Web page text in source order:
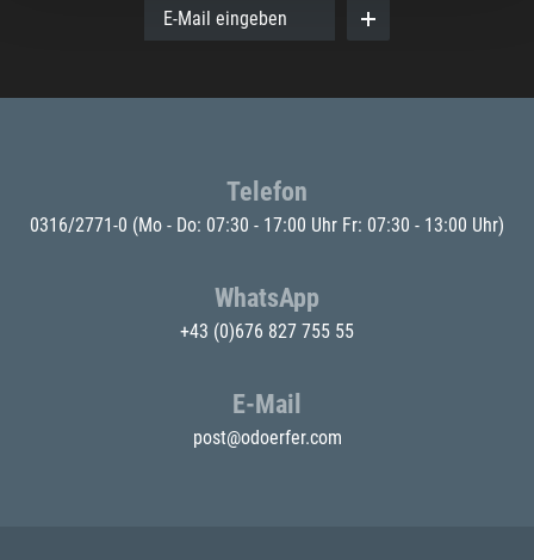
E-Mail eingeben
Telefon
0316/2771-0 (Mo - Do: 07:30 - 17:00 Uhr Fr: 07:30 - 13:00 Uhr)
WhatsApp
+43 (0)676 827 755 55
E-Mail
post@odoerfer.com